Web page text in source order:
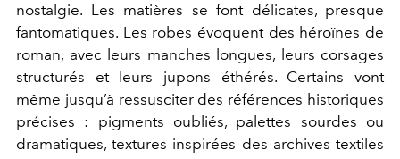
nostalgie. Les matières se font délicates, presque
fantomatiques. Les robes évoquent des héroïnes de
roman, avec leurs manches longues, leurs corsages
structurés et leurs jupons éthérés. Certains vont
même jusqu’à ressusciter des références historiques
précises : pigments oubliés, palettes sourdes ou
dramatiques, textures inspirées des archives textiles